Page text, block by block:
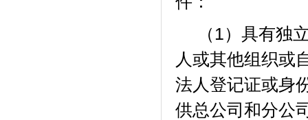
（ 1）具有独
人或其他组织或
法人登记证或身
供总公司和分公